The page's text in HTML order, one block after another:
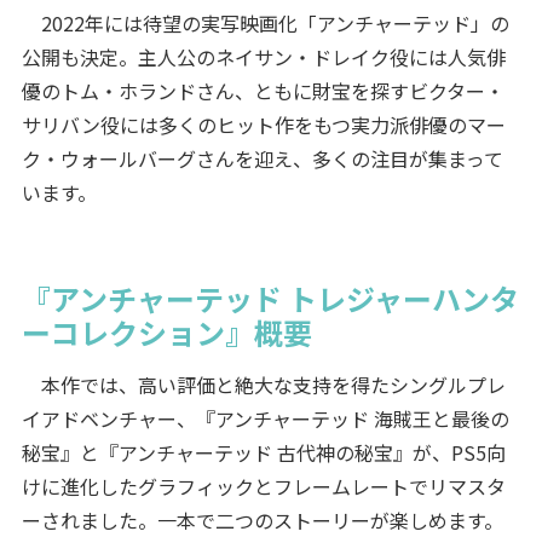
2022年には待望の実写映画化「アンチャーテッド」の
公開も決定。主人公のネイサン・ドレイク役には人気俳
優のトム・ホランドさん、ともに財宝を探すビクター・
サリバン役には多くのヒット作をもつ実力派俳優のマー
ク・ウォールバーグさんを迎え、多くの注目が集まって
います。
『アンチャーテッド トレジャーハンタ
ーコレクション』概要
本作では、高い評価と絶大な支持を得たシングルプレ
イアドベンチャー、『アンチャーテッド 海賊王と最後の
秘宝』と『アンチャーテッド 古代神の秘宝』が、PS5向
けに進化したグラフィックとフレームレートでリマスタ
ーされました。一本で二つのストーリーが楽しめます。